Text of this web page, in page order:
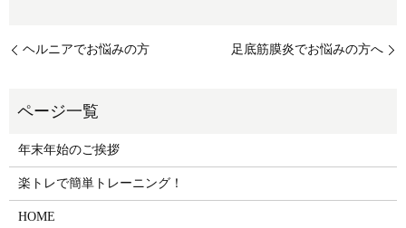
ヘルニアでお悩みの方 足底筋膜炎でお悩みの方へ
年末年始のご挨拶
楽トレで簡単トレーニング！
HOME